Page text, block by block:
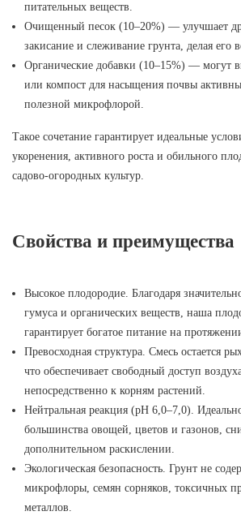
питательных веществ.
Очищенный песок (10–20%) — улучшает
закисание и слеживание грунта, делая его
Органические добавки (10–15%) — могут
или компост для насыщения почвы
полезной микрофлорой.
Такое сочетание гарантирует идеальные
укоренения, активного роста и обильного
садово-огородных культур.
Свойства и преимущества
Высокое плодородие. Благодаря
гумуса и органических веществ, наша
гарантирует богатое питание на
Превосходная структура. Смесь остается
что обеспечивает свободный доступ
непосредственно к корням растений.
Нейтральная реакция (pH 6,0–7,0).
большинства овощей, цветов и газонов,
дополнительном раскислении.
Экологическая безопасность. Грунт не
микрофлоры, семян сорняков, токсичных
металлов.